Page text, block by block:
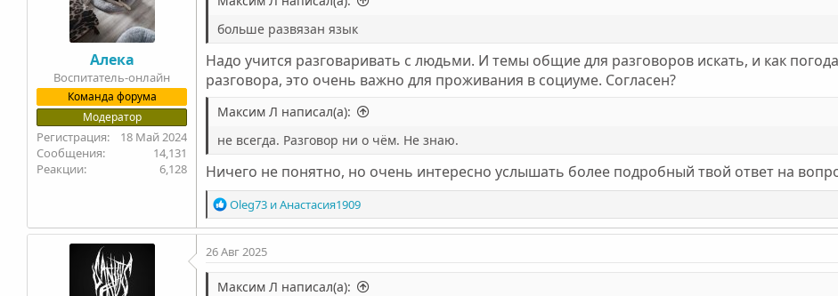
Алека
Воспитатель-онлайн
Команда форума
Модератор
18 Май 2024
14,131
6,128
больше развязан язык
Надо учится разговаривать с людьми. И темы общие для разговоров искать, и как
разговора, это очень важно для проживания в социуме. Согласен?
Максим Л написал(а):
не всегда. Разговор ни о чём. Не знаю.
Ничего не понятно, но очень интересно услышать более подробный твой ответ на
Р
е
а
к
и
Oleg73 иАнастасия1909
26 Авг 2025
Максим Л написал(а):